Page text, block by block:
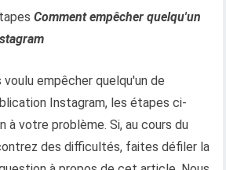
Comment empêcher quelqu'un
empêcher quelqu'un de
Instagram, les étapes ci-
à votre problème. Si, au cours du
des difficultés, faites défiler la